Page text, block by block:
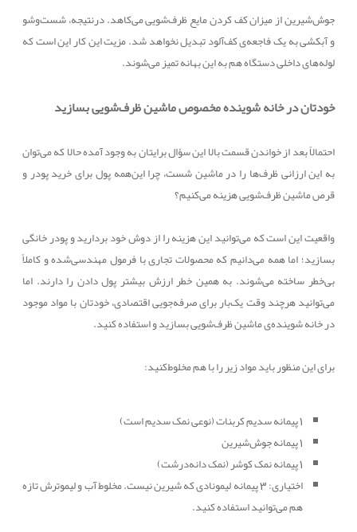
جوش‌شیرین از میزان کف کردن مایع ظرف‌شویی می‌کاهد. درنتیجه، شست‌وشو
و آبکشی به یک فاجعه‌ی کف‌آلود تبدیل نخواهد شد. مزیت این کار این است که
لوله‌های داخلی دستگاه هم به این بهانه تمیز می‌شوند.
خودتان در خانه شوینده مخصوص ماشین ظرف‌شویی بسازید
احتمالاً بعد از خواندن قسمت بالا این سؤال برایتان به وجود آمده حالا که می‌توان
به این ارزانی ظرف‌ها را در ماشین شست، چرا این‌همه پول برای خرید پودر و
قرص ماشین ظرف‌شویی هزینه می‌کنیم؟
واقعیت این است که می‌توانید این هزینه را از دوش خود بردارید و پودر خانگی
بسازید؛ اما همه می‌دانیم که محصولات تجاری با فرمول مهندسی‌شده و کاملاً
بی‌خطر ساخته می‌شوند. به همین خطر ارزش بیشتر پول دادن را دارند. اما
می‌توانید هرچند وقت یک‌بار برای صرفه‌جویی اقتصادی، خودتان با مواد موجود
در خانه شوینده‌ی ماشین ظرف‌شویی بسازید و استفاده کنید.
برای این منظور باید مواد زیر را با هم مخلوط‌کنید:
1 پیمانه سدیم کربنات (نوعی نمک سدیم است)
1 پیمانه جوش‌شیرین
1 پیمانه نمک کوشر (نمک دانه‌درشت)
اختیاری: 3 پیمانه لیمونادی که شیرین نیست. مخلوط آب و لیموترش تازه
هم می‌توانید استفاده کنید.